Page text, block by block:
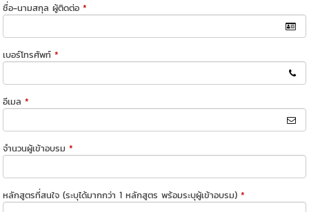
ชื่อ-นามสกุล ผู้ติดต่อ *
เบอร์โทรศัพท์ *
อีเมล *
จำนวนผู้เข้าอบรม *
หลักสูตรที่สนใจ (ระบุได้มากกว่า 1 หลักสูตร พร้อมระบุผู้เข้าอบรม) *